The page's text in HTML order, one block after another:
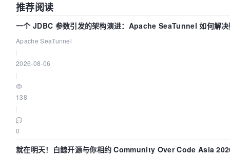
推荐阅读
一个 JDBC 参数引发的架构演进：Apache SeaTunnel 如何解
中的“定时 Flush”难题
Apache SeaTunnel
2026-08-06
138
0
就在明天！白鲸开源与你相约 Community Over Code Asia